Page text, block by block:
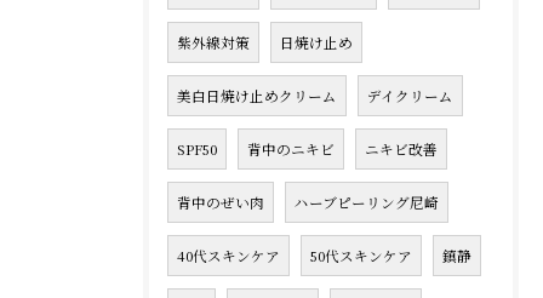
紫外線対策 日焼け止め
美白日焼け止めクリーム デイクリーム
SPF50 背中のニキビ ニキビ改善
背中のぜい肉 ハーブピーリング尼崎
40代スキンケア 50代スキンケア 鎮静